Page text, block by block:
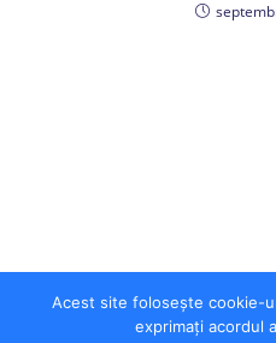
Acest site folosește cookie-
exprimați acordul